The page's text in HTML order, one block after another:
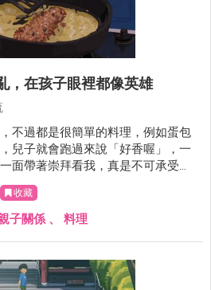
，在孩子眼裡都像英雄
不過都是很簡單的料理，例如蛋包
兒子就會跑過來說「好香喔」，一
面帶著崇拜看我，真是不可承受之
亂的父母，在小朋友眼裡都像英
收藏
子關係 、 料理